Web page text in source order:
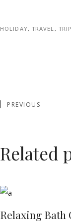
HOLIDAY, TRAVEL , TRIP
PREVIOUS
Related
Relaxing Bath